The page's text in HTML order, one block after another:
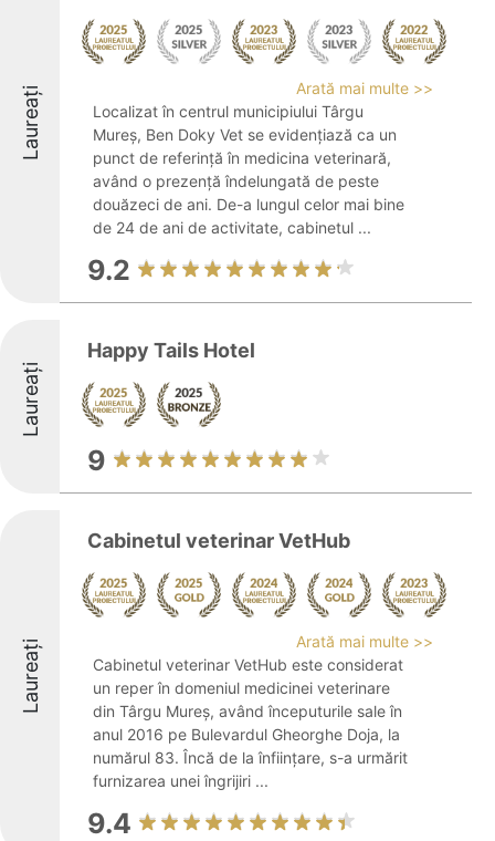
Laureați
Arată mai multe >>
Localizat în centrul municipiului Târgu
Mureș, Ben Doky Vet se evidențiază ca un
punct de referință în medicina veterinară,
având o prezență îndelungată de peste
douăzeci de ani. De-a lungul celor mai bine
de 24 de ani de activitate, cabinetul ...
9.2
Laureați
Happy Tails Hotel
9
Laureați
Cabinetul veterinar VetHub
Arată mai multe >>
Cabinetul veterinar VetHub este considerat
un reper în domeniul medicinei veterinare
din Târgu Mureș, având începuturile sale în
anul 2016 pe Bulevardul Gheorghe Doja, la
numărul 83. Încă de la înființare, s-a urmărit
furnizarea unei îngrijiri ...
9.4